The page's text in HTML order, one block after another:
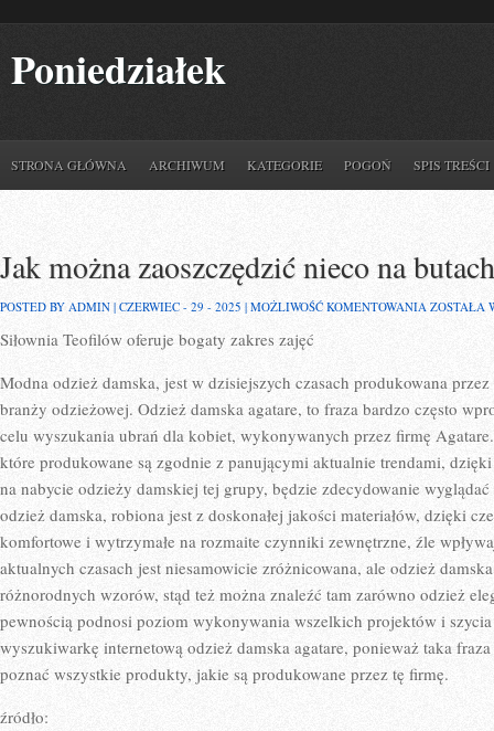
Poniedziałek
STRONA GŁÓWNA ARCHIWUM KATEGORIE POGOŃ SPIS TREŚCI
Jak można zaoszczędzić nieco na
POSTED BY ADMIN | CZERWIEC - 29 - 2025 | MOŻLIWOŚĆ KOMENTOWANIA JAK
BUTACH?
ZOSTAŁA
Siłownia Teofilów oferuje bogaty zakres zajęć
Modna odzież damska, jest w dzisiejszych czasach produkowana
branży odzieżowej. Odzież damska agatare, to fraza bardzo często
celu wyszukania ubrań dla kobiet, wykonywanych przez firmę
które produkowane są zgodnie z panującymi aktualnie trendami,
na nabycie odzieży damskiej tej grupy, będzie zdecydowanie
odzież damska, robiona jest z doskonałej jakości materiałów, dzięki
komfortowe i wytrzymałe na rozmaite czynniki zewnętrzne, źle
aktualnych czasach jest niesamowicie zróżnicowana, ale odzież
różnorodnych wzorów, stąd też można znaleźć tam zarówno odzież
pewnością podnosi poziom wykonywania wszelkich projektów i
wyszukiwarkę internetową odzież damska agatare, ponieważ taka
poznać wszystkie produkty, jakie są produkowane przez tę firmę.
źródło: